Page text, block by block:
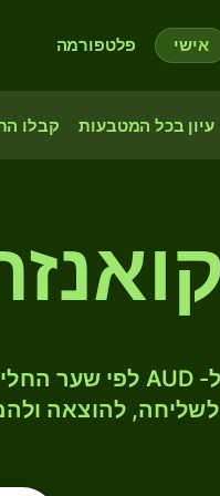
אישי פלטפורמה
עיון בכל המטבעות קבלו
לשליחה, להוצאה